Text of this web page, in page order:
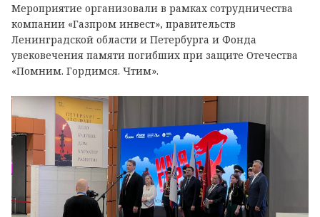
Мероприятие организовали в рамках сотрудничества
компании «Газпром инвест», правительств
Ленинградской области и Петербурга и Фонда
увековечения памяти погибших при защите Отечества
«Помним. Гордимся. Чтим».